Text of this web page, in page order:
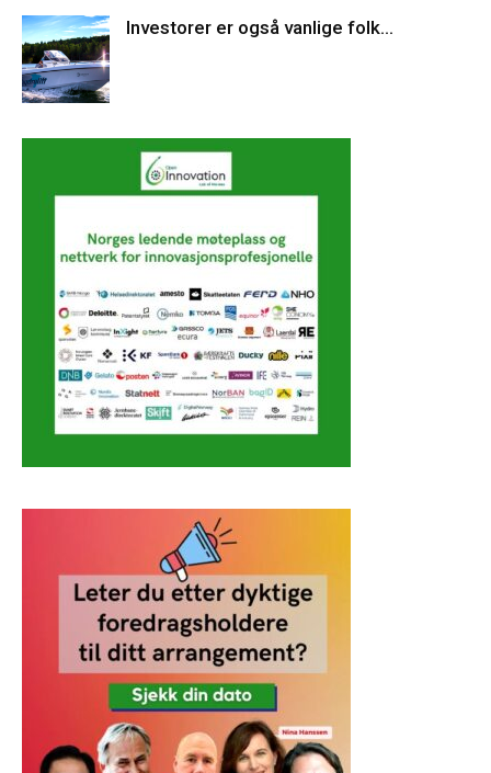
Investorer er også vanlige folk…